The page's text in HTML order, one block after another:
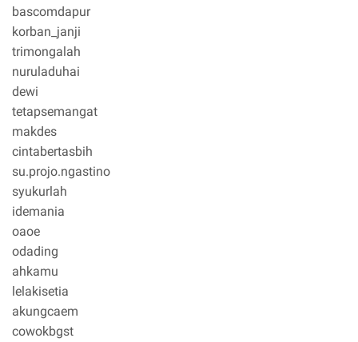
bascomdapur
korban_janji
trimongalah
nuruladuhai
dewi
tetapsemangat
makdes
cintabertasbih
su.projo.ngastino
syukurlah
idemania
oaoe
odading
ahkamu
lelakisetia
akungcaem
cowokbgst